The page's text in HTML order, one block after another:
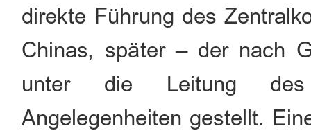
direkte Führung des
Chinas, später – der nach
unter die Leitung des
Angelegenheiten gestellt.